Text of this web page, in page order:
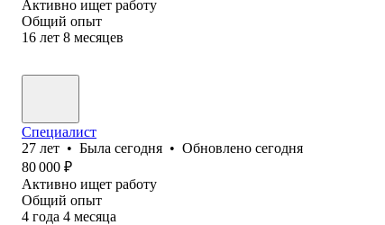
Активно ищет работу
Общий опыт
16 лет 8 месяцев
Специалист
27 лет • Была сегодня • Обновлено сегодня
80 000 ₽
Активно ищет работу
Общий опыт
4 года 4 месяца